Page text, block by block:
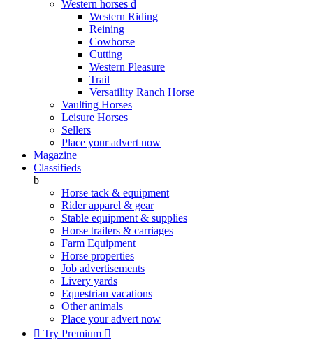
Western horses d
Western Riding
Reining
Cowhorse
Cutting
Western Pleasure
Trail
Versatility Ranch Horse
Vaulting Horses
Leisure Horses
Sellers
Place your advert now
Magazine
Classifieds
b
Horse tack & equipment
Rider apparel & gear
Stable equipment & supplies
Horse trailers & carriages
Farm Equipment
Horse properties
Job advertisements
Livery yards
Equestrian vacations
Other animals
Place your advert now
 Try Premium 